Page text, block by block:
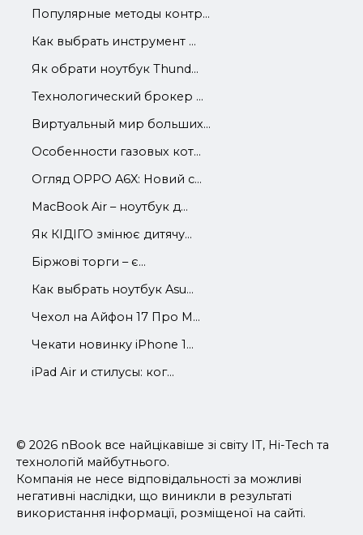
Популярные методы контр...
Как выбрать инструмент ...
Як обрати ноутбук Thund...
Технологический брокер ...
Виртуальный мир больших...
Особенности газовых кот...
Огляд OPPO A6X: Новий с...
MacBook Air – ноутбук д...
Як КІДІГО змінює дитячу...
Біржові торги – є...
Как выбрать ноутбук Asu...
Чехол на Айфон 17 Про М...
Чекати новинку iPhone 1...
iРad Аir и стилусы: ког...
© 2026 nBook все найцікавіше зі світу IT, Hi-Tech та
технологій майбутнього.
Компанія не несе відповідальності за можливі
негативні наслідки, що виникли в результаті
використання інформації, розміщеної на сайті.